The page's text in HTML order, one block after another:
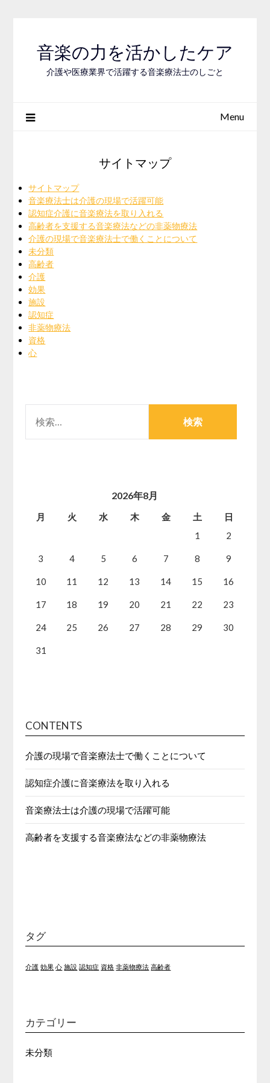
音楽の力を活かしたケア
介護や医療業界で活躍する音楽療法士のしごと
Menu
サイトマップ
サイトマップ
音楽療法士は介護の現場で活躍可能
認知症介護に音楽療法を取り入れる
高齢者を支援する音楽療法などの非薬物療法
介護の現場で音楽療法士で働くことについて
未分類
高齢者
介護
効果
施設
認知症
非薬物療法
資格
心
索:
2026年8月
月 火 水 木 金 土
日
1
2
3 4 5 6 7 8 9
10 11 12 13 14 15 16
17 18 19 20 21 22 23
24 25 26 27 28 29 30
31
CONTENTS
介護の現場で音楽療法士で働くことについて
認知症介護に音楽療法を取り入れる
音楽療法士は介護の現場で活躍可能
高齢者を支援する音楽療法などの非薬物療法
タグ
介護 効果 心 施設 認知症 資格 非薬物療法 高齢者
カテゴリー
未分類